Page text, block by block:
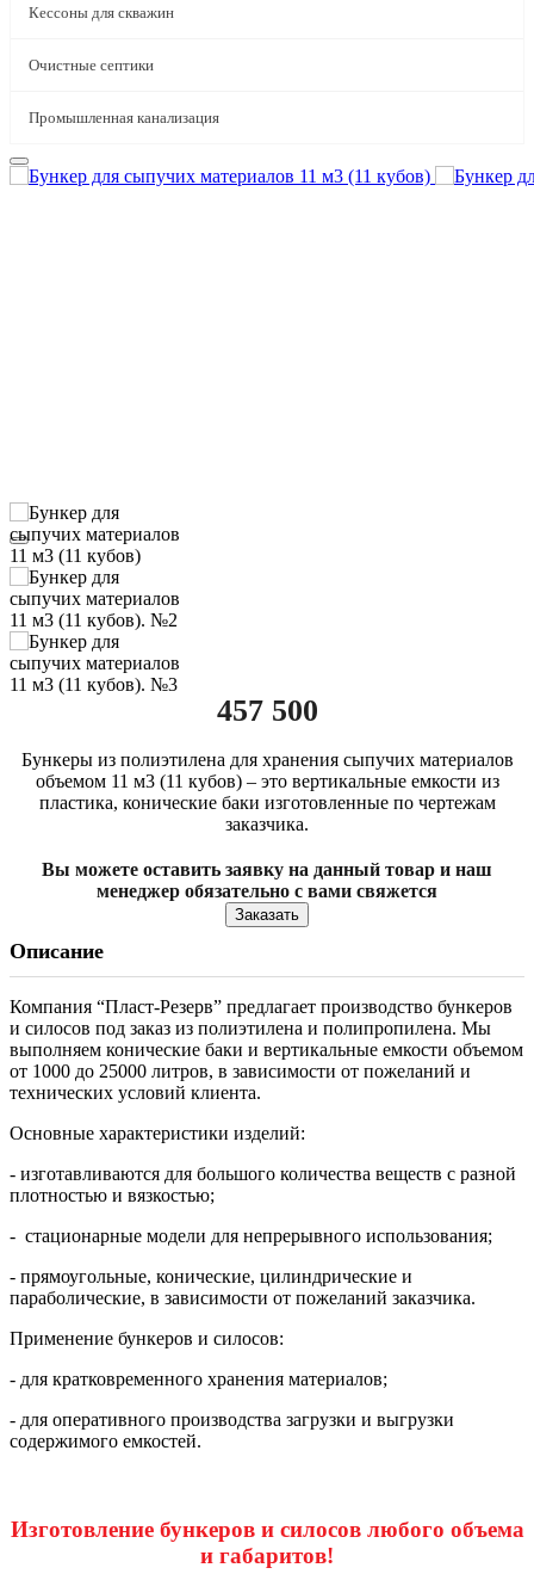
Кессоны для скважин
Очистные септики
Промышленная канализация
457 500
Бункеры из полиэтилена для хранения сыпучих материалов
объемом 11 м3 (11 кубов) – это вертикальные емкости из
пластика, конические баки изготовленные по чертежам
заказчика.
Вы можете оставить заявку на данный товар и наш
менеджер обязательно с вами свяжется
Заказать
Описание
Компания “Пласт-Резерв” предлагает производство бункеров
и силосов под заказ из полиэтилена и полипропилена. Мы
выполняем конические баки и вертикальные емкости объемом
от 1000 до 25000 литров, в зависимости от пожеланий и
технических условий клиента.
Основные характеристики изделий:
- изготавливаются для большого количества веществ с разной
плотностью и вязкостью;
- стационарные модели для непрерывного использования;
- прямоугольные, конические, цилиндрические и
параболические, в зависимости от пожеланий заказчика.
Применение бункеров и силосов:
- для кратковременного хранения материалов;
- для оперативного производства загрузки и выгрузки
содержимого емкостей.
Изготовление бункеров и силосов любого объема
и габаритов!